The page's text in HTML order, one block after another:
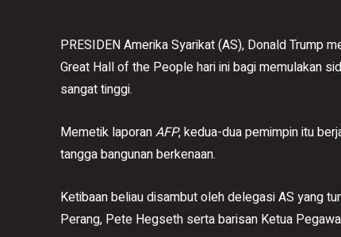
PRESIDEN Amerika Syarikat (AS), Donald Trump
Great Hall of the People hari ini bagi memulakan
sangat tinggi.
Memetik laporanAFP, kedua-dua pemimpin itu
tangga bangunan berkenaan.
Ketibaan beliau disambut oleh delegasi AS yang
Perang, Pete Hegseth serta barisan Ketua